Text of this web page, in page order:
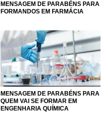
MENSAGEM DE PARABÉNS PARA
FORMANDOS EM FARMÁCIA
MENSAGEM DE PARABÉNS PARA
QUEM VAI SE FORMAR EM
ENGENHARIA QUÍMICA